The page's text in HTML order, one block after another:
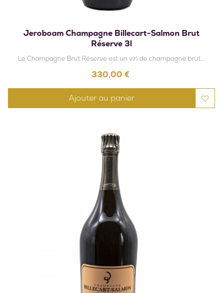
Jeroboam Champagne Billecart-Salmon Brut
Réserve 3l
Le Champagne Brut Réserve est un vin de champagne brut...
Prix
330,00 €
Ajouter au panier